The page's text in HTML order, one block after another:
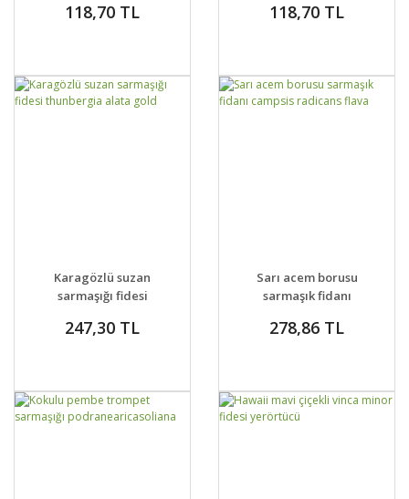
lathyrus odoratus
118,70 TL
bijou karışımı
118,70 TL
DETAYLAR
VER
Karagözlü suzan
sarmaşığı fidesi
247,30 TL
DETAYLAR
VER
Sarı acem borusu
sarmaşık fidanı
flava
278,86 TL